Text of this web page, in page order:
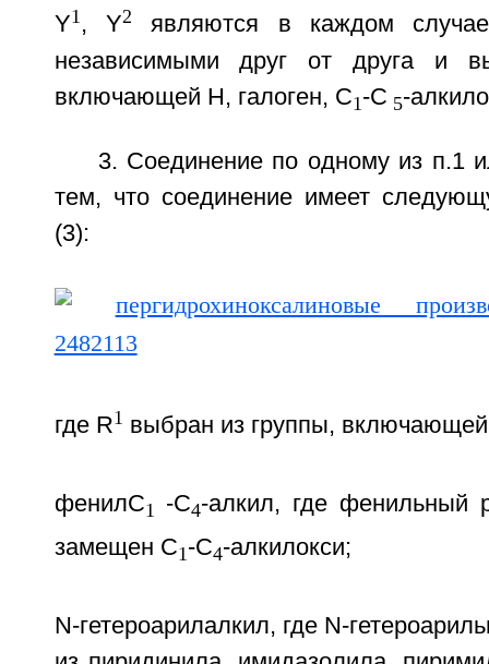
Y1, Y2
являются в каждом
независимыми друг от друга и
включающей Н, галоген, C1 -C 5-
3. Соединение по одному из п.1
тем, что соединение имеет
(3):
где R1 выбран из группы,
фенилC1 -C4-алкил, где фенильный
замещен C1 -C4-алкилокси;
N-гетероарилалкил, где N-